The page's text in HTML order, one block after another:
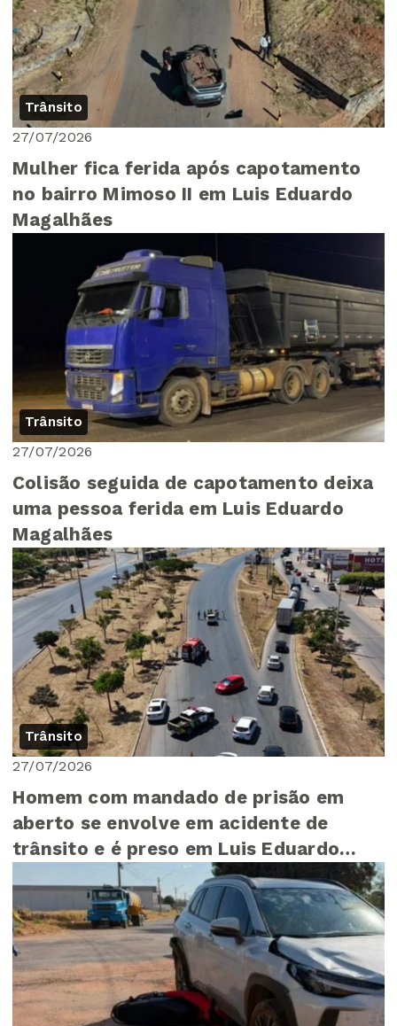
Trânsito
27/07/2026
Mulher fica ferida após capotamento
no bairro Mimoso II em Luis Eduardo
Magalhães
Trânsito
27/07/2026
Colisão seguida de capotamento deixa
uma pessoa ferida em Luis Eduardo
Magalhães
Trânsito
27/07/2026
Homem com mandado de prisão em
aberto se envolve em acidente de
trânsito e é preso em Luis Eduardo